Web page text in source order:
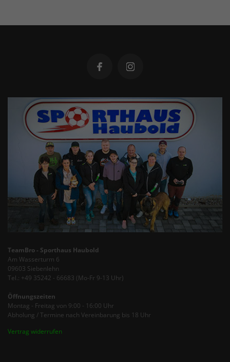
TeamBro - Sporthaus Haubold
Am Wasserturm 6
09603 Siebenlehn
Tel.: +49 35242 - 66683 (Mo-Fr 9-13 Uhr)
Öffnungszeiten
Montag - Freitag von 9:00 - 16:00 Uhr
Abholung / Termine nach Vereinbarung bis 18 Uhr
Vertrag widerrufen